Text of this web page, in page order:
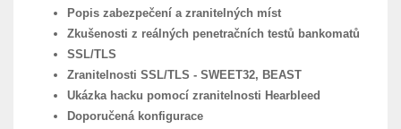
Popis zabezpečení a zranitelných míst
Zkušenosti z reálných penetračních testů bankomatů
SSL/TLS
Zranitelnosti SSL/TLS - SWEET32, BEAST
Ukázka hacku pomocí zranitelnosti Hearbleed
Doporučená konfigurace